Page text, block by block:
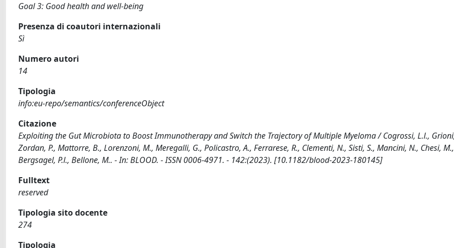
Goal 3: Good health and well-being
Presenza di coautori internazionali
Sì
Numero autori
14
Tipologia
info:eu-repo/semantics/conferenceObject
Citazione
Exploiting the Gut Microbiota to Boost Immunotherapy and Switch the Trajectory of Multiple Myeloma / Cogrossi, L.l.,
Zordan, P., Mattorre, B., Lorenzoni, M., Meregalli, G., Policastro, A., Ferrarese, R., Clementi, N., Sisti, S., Mancini, N., Chesi, M.,
Bergsagel, P.l., Bellone, M.. - In: BLOOD. - ISSN 0006-4971. - 142:(2023). [10.1182/blood-2023-180145]
Fulltext
reserved
Tipologia sito docente
274
Tipologia